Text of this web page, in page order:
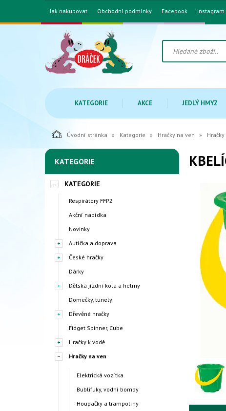
Jak nakupovat Obchodní podmínky Facebook Instagram
KATEGORIE AKCE JEDLÝ HMYZ
Úvodní stránka Kategorie Hračky na ven
KATEGORIE
KATEGORIE
Respirátory FFP2
Akční nabídka
Novinky
Autíčka a doprava
České hračky
Dárky
Dětská jízdní kola a helmy
Domečky, tunely
Dřevěné hračky
Fidget Spinner, Cube
Hračky k vodě
Hračky na ven
Elektrická vozítka
Bublifuky, vodní bomby
Houpačky a trampolíny